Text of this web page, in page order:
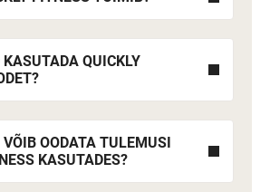
KASUTADA QUICKLY
OODATA TULEMUSI
KASUTADES?